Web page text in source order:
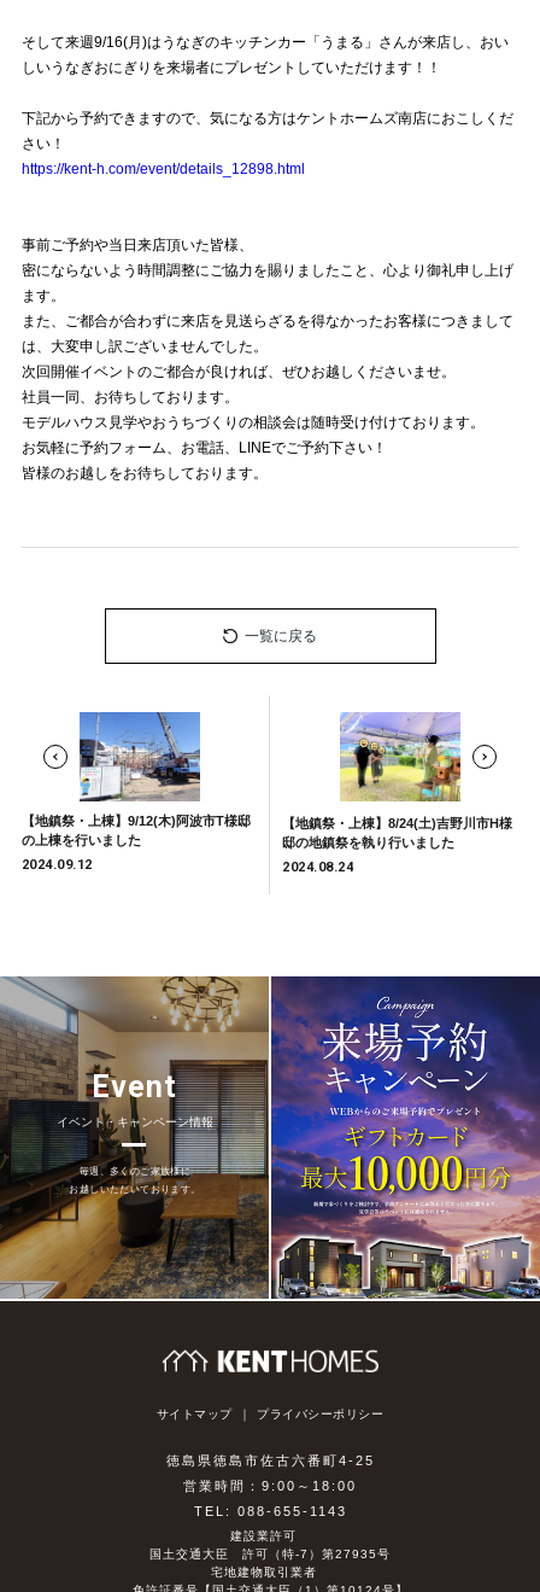
そして来週9/16(月)はうなぎのキッチンカー「うまる」さんが来店し、おい
しいうなぎおにぎりを来場者にプレゼントしていただけます！！
下記から予約できますので、気になる方はケントホームズ南店におこしくだ
さい！
https://kent-h.com/event/details_12898.html
事前ご予約や当日来店頂いた皆様、
密にならないよう時間調整にご協力を賜りましたこと、心より御礼申し上げ
ます。
また、ご都合が合わずに来店を見送らざるを得なかったお客様につきまして
は、大変申し訳ございませんでした。
次回開催イベントのご都合が良ければ、ぜひお越しくださいませ。
社員一同、お待ちしております。
モデルハウス見学やおうちづくりの相談会は随時受け付けております。
お気軽に予約フォーム、お電話、LINEでご予約下さい！
皆様のお越しをお待ちしております。
一覧に戻る
【地鎮祭・上棟】9/12(木)阿波市T様邸
の上棟を行いました
2024.09.12
【地鎮祭・上棟】8/24(土)吉野川市H様
邸の地鎮祭を執り行いました
2024.08.24
Event
イベント・キャンペーン情報
毎週、多くのご家族様に
お越しいただいております。
サイトマップ プライバシーポリシー
徳島県徳島市佐古六番町4-25
営業時間：9:00～18:00
TEL: 088-655-1143
建設業許可
国土交通大臣 許可（特-7）第27935号
宅地建物取引業者